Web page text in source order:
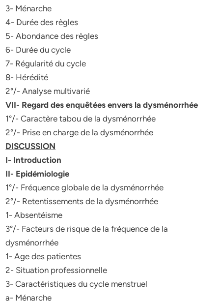
3- Ménarche
4- Durée des règles
5- Abondance des règles
6- Durée du cycle
7- Régularité du cycle
8- Hérédité
2°/- Analyse multivarié
VII- Regard des enquêtées envers la dysménorrhée
1°/- Caractère tabou de la dysménorrhée
2°/- Prise en charge de la dysménorrhée
DISCUSSION
I- Introduction
II- Epidémiologie
1°/- Fréquence globale de la dysménorrhée
2°/- Retentissements de la dysménorrhée
1- Absentéisme
3°/- Facteurs de risque de la fréquence de la
dysménorrhée
1- Age des patientes
2- Situation professionnelle
3- Caractéristiques du cycle menstruel
a- Ménarche